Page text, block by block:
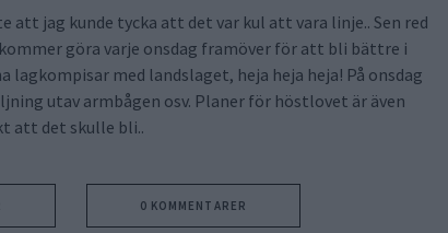
att jag kunde tycka att det var kul att vara linje.. Sen red
göra varje onsdag framöver för att bli bättre i
med landslaget, heja heja heja! På onsdag
utav armbågen osv. Planer för höstlovet är även
att det skulle bli..
0 KOMMENTARER